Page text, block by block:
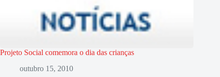
Projeto Social comemora o dia das crianças
outubro 15, 2010